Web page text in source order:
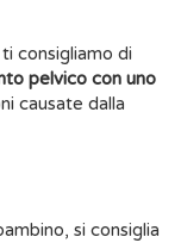
ti consigliamo di
pelvico con uno
causate dalla
si consiglia